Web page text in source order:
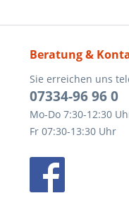
Beratung &
Sie erreichen uns
07334-96 96 0
Mo-Do 7:30-12:30
Fr 07:30-13:30 Uhr